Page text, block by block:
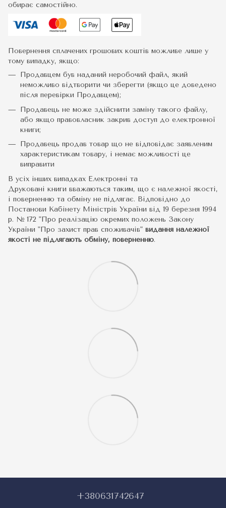
обирає самостійно.
Повернення сплачених грошових коштів можливе лише у
тому випадку, якщо:
Продавцем був наданий неробочий файл, який
неможливо відтворити чи зберегти (якщо це доведено
після перевірки Продавцем);
Продавець не може здійснити заміну такого файлу,
або якщо правовласник закрив доступ до електронної
книги;
Продавець продав товар що не відповідає заявленим
характеристикам товару, і немає можливості це
виправити
В усіх інших випадках Електронні та
Друковані книги вважаються таким, що є належної якості,
і поверненню та обміну не підлягає. Відповідно до
Постанови Кабінету Міністрів України від 19 березня 1994
р. № 172 "Про реалізацію окремих положень Закону
України "Про захист прав споживачів" видання належної
якості не підлягають обміну, поверненню.
+380631742647